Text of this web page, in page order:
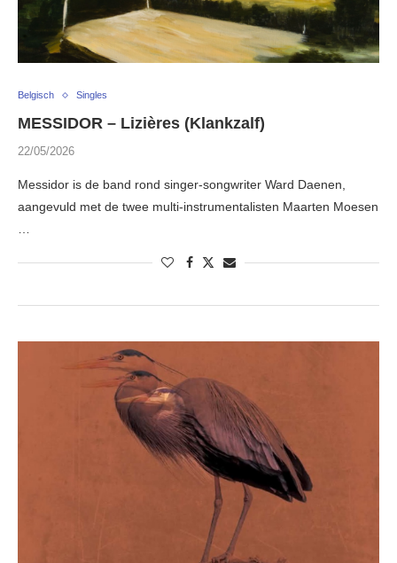
Belgisch Singles
MESSIDOR – Lizières (Klankzalf)
22/05/2026
Messidor is de band rond singer-songwriter Ward Daenen,
aangevuld met de twee multi-instrumentalisten Maarten Moesen
…